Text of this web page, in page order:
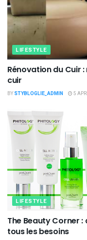
LIFESTYLE
Rénovation du Cuir
cuir
BY STYBLOGLIE_ADMIN 5
LIFESTYLE
The Beauty Corner
tous les besoins